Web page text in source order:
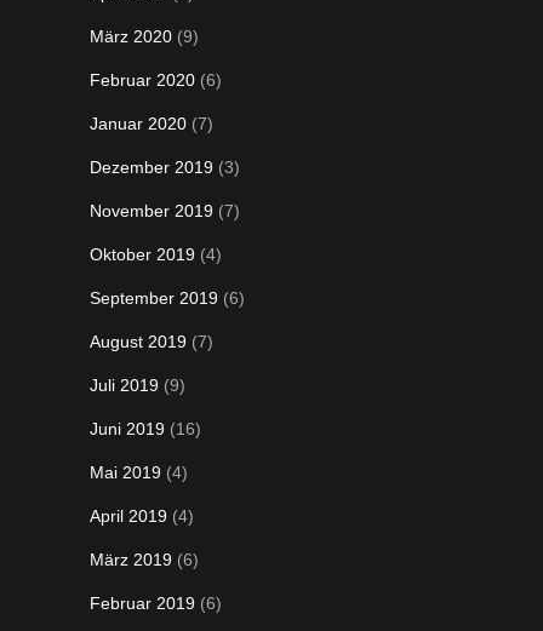
März 2020 (9)
Februar 2020 (6)
Januar 2020 (7)
Dezember 2019 (3)
November 2019 (7)
Oktober 2019 (4)
September 2019 (6)
August 2019 (7)
Juli 2019 (9)
Juni 2019 (16)
Mai 2019 (4)
April 2019 (4)
März 2019 (6)
Februar 2019 (6)